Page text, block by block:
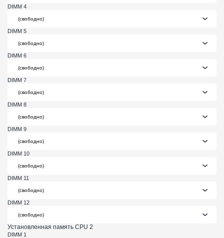
DIMM 4
DIMM 5
DIMM 6
DIMM 7
DIMM 8
DIMM 9
DIMM 10
DIMM 11
DIMM 12
Установленная память CPU 2
DIMM 1